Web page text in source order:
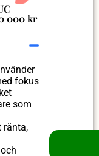
000 kr
fokus
som
ränta,